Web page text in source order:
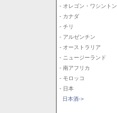
- オレゴン・ワシントン
- カナダ
- チリ
- アルゼンチン
- オーストラリア
- ニュージーランド
- 南アフリカ
- モロッコ
- 日本
日本酒->